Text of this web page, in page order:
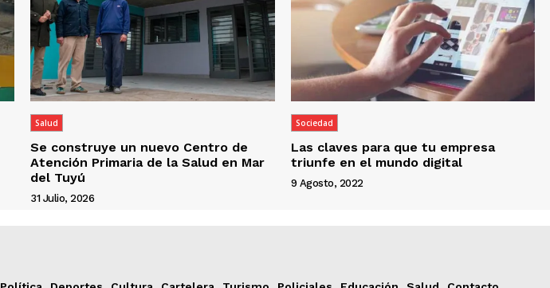
Salud
Se construye un nuevo Centro de
Atención Primaria de la Salud en Mar
del Tuyú
31 Julio, 2026
Sociedad
Las claves para que tu empresa
triunfe en el mundo digital
9 Agosto, 2022